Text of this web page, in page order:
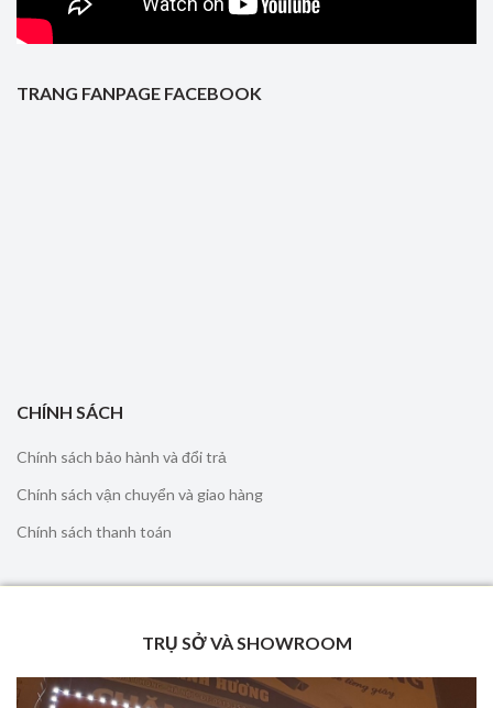
TRANG FANPAGE FACEBOOK
CHÍNH SÁCH
Chính sách bảo hành và đổi trả
Chính sách vận chuyển và giao hàng
Chính sách thanh toán
TRỤ SỞ VÀ SHOWROOM